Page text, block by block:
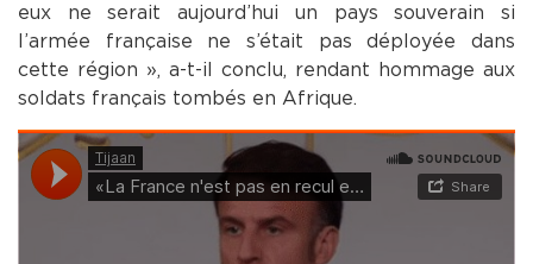
eux ne serait aujourd’hui un pays souverain si
l’armée française ne s’était pas déployée dans
cette région », a-t-il conclu, rendant hommage aux
soldats français tombés en Afrique.